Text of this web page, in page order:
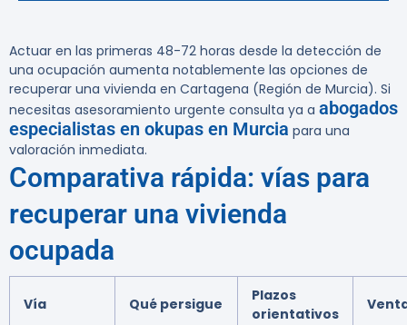
Actuar en las primeras 48-72 horas desde la detección de
una ocupación aumenta notablemente las opciones de
recuperar una vivienda en Cartagena (Región de Murcia). Si
necesitas asesoramiento urgente consulta ya a abogados
especialistas en okupas en Murcia para una
valoración inmediata.
Comparativa rápida: vías para
recuperar una vivienda
ocupada
Vía Qué persigue
Plazos
orientativos